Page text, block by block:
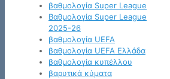
βαθμολογία Super League
Βαθμολογία Super League
2025-26
βαθμολογία UEFA
βαθμολογία UEFA Ελλάδα
βαθμολογία κυπέλλου
βαρυτικά κύματα